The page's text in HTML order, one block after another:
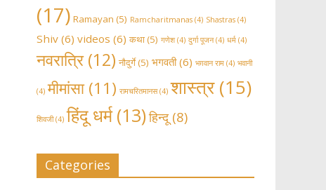
(17) Ramayan (5) Ramcharitmanas (4) Shastras (4)
Shiv (6) videos (6) कथा(5) गणेश(4) दुर्गा पूजन(4) धर्म (4)
नवरात्रि(12) नौदुर्गे(5) भगवती(6) भग़वान राम (4) भवानी
(4) मीमांसा(11) रामचरितमानस(4) शास्त्र(15)
शिवजी(4) हिंदू धर्म(13) हिन्दू(8)
Categories